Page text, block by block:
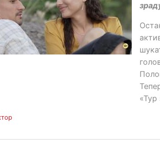
«Тур